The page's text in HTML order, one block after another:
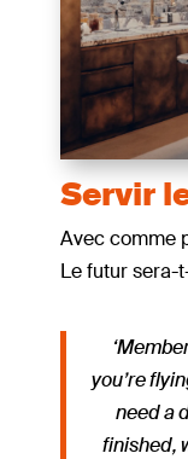
Servir
Avec comme
Le futur sera-
you’re
need a
finished,